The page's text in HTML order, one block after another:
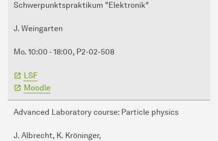
Schwerpunktspraktikum "Elektronik"
J. Weingarten
Mo. 10:00 - 18:00, P2-02-508
LSF
Moodle
Advanced Laboratory course: Particle physics
J. Albrecht, K. Kröninger,